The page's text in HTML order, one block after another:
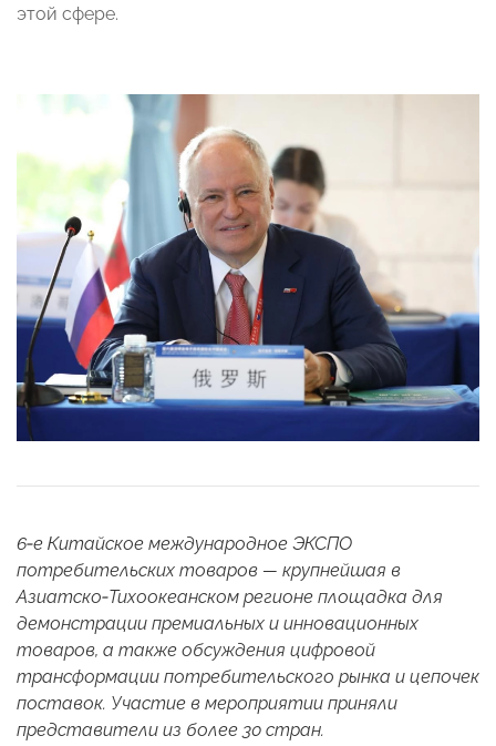
этой сфере.
6‑е Китайское международное ЭКСПО
потребительских товаров — крупнейшая в
Азиатско‑Тихоокеанском регионе площадка для
демонстрации премиальных и инновационных
товаров, а также обсуждения цифровой
трансформации потребительского рынка и цепочек
поставок. Участие в мероприятии приняли
представители из более 30 стран.